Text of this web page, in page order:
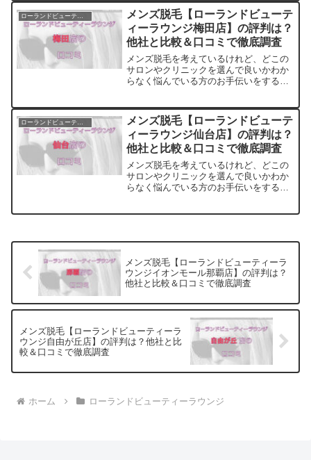
た。他のサロンやクリニックとの比較も
できます。アクセスも解説
メンズ脱毛【ローランドビューテ
ィーラウンジ梅田店】の評判は？
他社と比較＆口コミで徹底調査
メンズ脱毛を考えているけれど、どこの
サロンやクリニックを選んで良いかわか
らなく悩んでいる方のお手伝いをするサ
た。他のサロンやクリニックとの比較も
できます。アクセスも解説
ローランドビューティーラウンジ
メンズ脱毛【ローランドビューテ
ィーラウンジ仙台店】の評判は？
他社と比較＆口コミで徹底調査
メンズ脱毛を考えているけれど、どこの
サロンやクリニックを選んで良いかわか
らなく悩んでいる方のお手伝いをするサ
メンズ脱毛【ローランドビューティーラ
ウンジイオンモール那覇店】の評判は？
他社と比較＆口コミで徹底調査
メンズ脱毛【ローランドビューティーラ
ウンジ自由が丘店】の評判は？他社と比
較＆口コミで徹底調査
ホーム ローランドビューティーラウンジ